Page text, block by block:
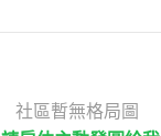
社區暫無格局圖